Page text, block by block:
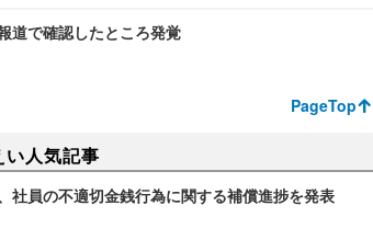
道で確認したところ発覚
PageTop
い人気記事
員の不適切金銭行為に関する補償進捗を発表